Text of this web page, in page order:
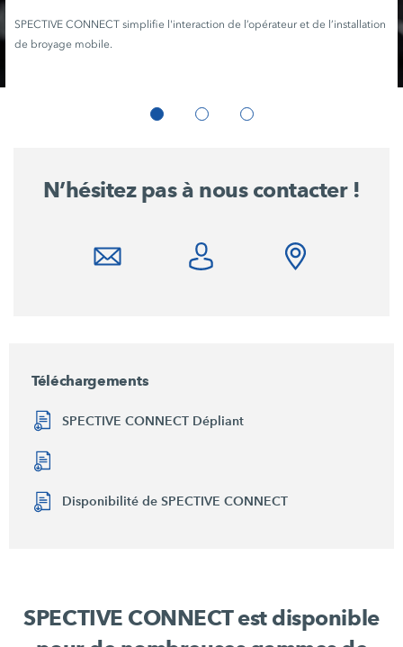
SPECTIVE CONNECT simplifie l'interaction de l’opérateur et de l’installation
de broyage mobile.
N’hésitez pas à nous contacter !
Téléchargements
SPECTIVE CONNECT Dépliant
Disponibilité de SPECTIVE CONNECT
SPECTIVE CONNECT est disponible